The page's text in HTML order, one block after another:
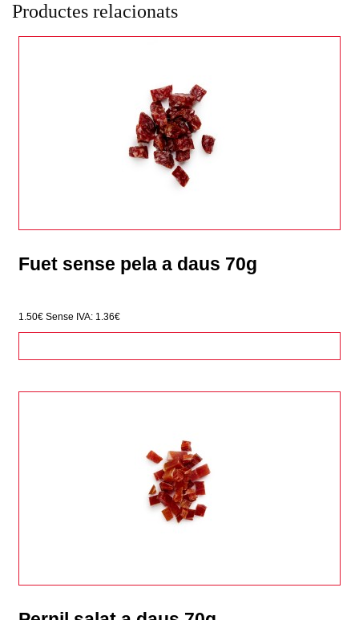
Productes relacionats
Fuet sense pela a daus 70g
1.50€ Sense IVA: 1.36€